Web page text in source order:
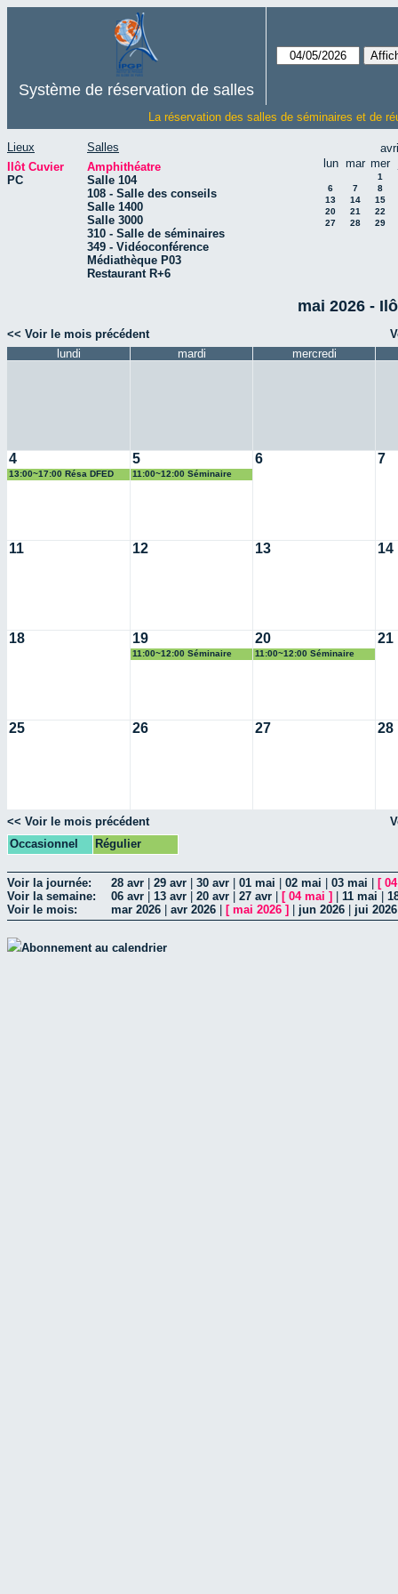
Système de réservation de salles
La réservation des salles de séminaires et de
Lieux
Ilôt Cuvier
PC
Salles
Amphithéatre
Salle 104
108 - Salle des conseils
Salle 1400
Salle 3000
310 - Salle de séminaires
349 - Vidéoconférence
Médiathèque P03
Restaurant R+6
lun mar mer
1
6
7
8
13
14
15
20
21
22
27
28 29
mai 2026 -
<< Voir le mois précédent
lundi
mardi mercredi
4
13:00~17:00 Résa DFED
pour soutenance
5
11:00~12:00 Séminaire
Langevin - François Bruno
6 7
11 12 13 14
18 19
11:00~12:00 Séminaire
Langevin - François Bruno
20
11:00~12:00 Séminaire
Langevin - François Bruno
21
25 26 27 28
<< Voir le mois précédent
Occasionnel
Régulier
Voir la journée: 28 avr 29 avr 30 avr 01 mai 02 mai 03 mai [
Voir la semaine:
06 avr 13 avr 20 avr 27 avr [ 04 mai ] 11 mai
Voir le mois:
mar 2026 avr 2026 [ mai 2026 ] jun 2026 jui 2026
Abonnement au calendrier